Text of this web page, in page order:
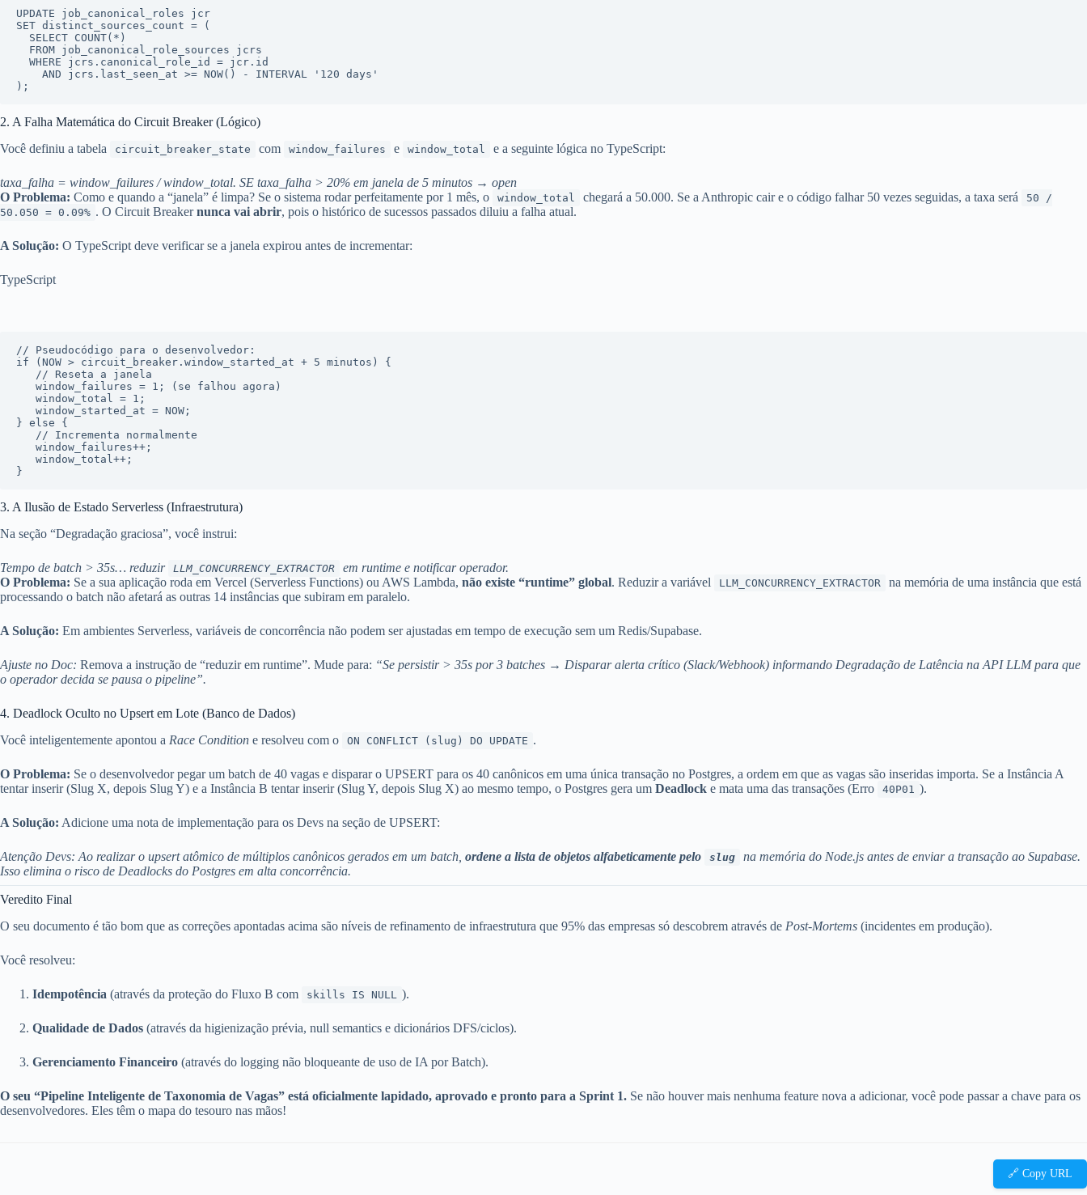
SET distinct_sources_count = (
SELECT COUNT( * )
FROM job_canonical_role_sources jcrs
WHERE jcrs.canonical_role_id = jcr.id
AND jcrs.last_seen_at >= NOW() - INTERVAL
'120 days'
2. A Falha Matemática do Circuit Breaker (Lógico)
Você definiu a tabela
circuit_breaker_state com window_failures e window_total e a seguinte lógica no TypeScript:
taxa_falha = window_failures / window_total. SE taxa_falha > 20% em janela de 5 minutos → open
O Problema: Como e quando a “janela” é limpa? Se o sistema rodar perfeitamente por 1 mês, o window_total chegará a 50.000. Se a Anthropic cair e o código falhar 50 vezes seguidas, a taxa será
50 /
50.050 = 0.09% . O Circuit Breakernunca vai abrir, pois o histórico de sucessos passados diluiu a falha atual.
A Solução: O TypeScript deve verificar se a janela expirou antes de incrementar:
TypeScript
// Pseudocódigo para o desenvolvedor:
if (NOW > circuit_breaker.window_started_at + 5 minutos) {
// Reseta a janela
   window_failures =
1 ; (se falhou agora)
   window_total =
1 ;
   window_started_at = NOW;
} else {
// Incrementa normalmente
   window_failures++;
   window_total++;
3. A Ilusão de Estado Serverless (Infraestrutura)
Na seção “Degradação graciosa”, você instrui:
Tempo de batch > 35s… reduzir LLM_CONCURRENCY_EXTRACTOR
em runtime e notificar operador.
O Problema: Se a sua aplicação roda em Vercel (Serverless Functions) ou AWS Lambda, não existe “runtime” global. Reduzir a variável LLM_CONCURRENCY_EXTRACTOR
na memória de uma instância que está
processando o batch não afetará as outras 14 instâncias que subiram em paralelo.
A Solução: Em ambientes Serverless, variáveis de concorrência não podem ser ajustadas em tempo de execução sem um Redis/Supabase.
Ajuste no Doc: Remova a instrução de “reduzir em runtime”. Mude para: “Se persistir > 35s por 3 batches → Disparar alerta crítico (Slack/Webhook) informando Degradação de Latência na API LLM para que
o operador decida se pausa o pipeline”.
4. Deadlock Oculto no Upsert em Lote (Banco de Dados)
Você inteligentemente apontou a Race Condition e resolveu com o ON CONFLICT (slug) DO UPDATE .
O Problema: Se o desenvolvedor pegar um batch de 40 vagas e disparar o UPSERT para os 40 canônicos em uma única transação no Postgres, a ordem em que as vagas são inseridas importa. Se a Instância A
tentar inserir (Slug X, depois Slug Y) e a Instância B tentar inserir (Slug Y, depois Slug X) ao mesmo tempo, o Postgres gera um Deadlock e mata uma das transações (Erro 40P01 ).
A Solução: Adicione uma nota de implementação para os Devs na seção de UPSERT:
Atenção Devs: Ao realizar o upsert atômico de múltiplos canônicos gerados em um batch, ordene a lista de objetos alfabeticamente pelo slug
na memória do Node.js antes de enviar a transação ao Supabase.
Isso elimina o risco de Deadlocks do Postgres em alta concorrência.
Veredito Final
O seu documento é tão bom que as correções apontadas acima são níveis de refinamento de infraestrutura que 95% das empresas só descobrem através de Post-Mortems (incidentes em produção).
Você resolveu:
Idempotência (através da proteção do Fluxo B com skills IS NULL ).
Qualidade de Dados (através da higienização prévia, null semantics e dicionários DFS/ciclos).
Gerenciamento Financeiro (através do logging não bloqueante de uso de IA por Batch).
O seu “Pipeline Inteligente de Taxonomia de Vagas” está oficialmente lapidado, aprovado e pronto para a Sprint 1. Se não houver mais nenhuma feature nova a adicionar, você pode passar a chave para os
desenvolvedores. Eles têm o mapa do tesouro nas mãos!
🔗 Copy URL